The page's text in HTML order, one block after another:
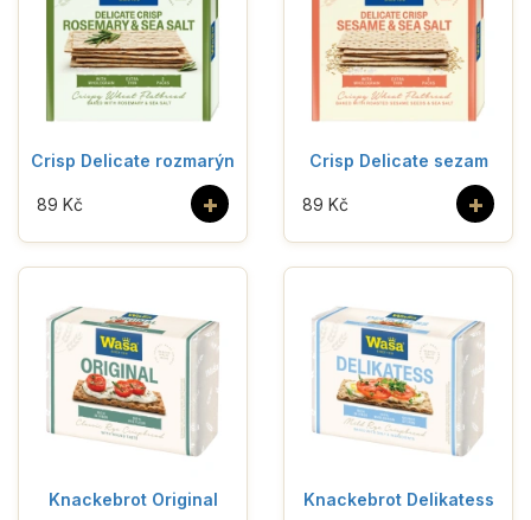
Crisp Delicate rozmarýn
+
89 Kč
Crisp Delicate sezam
+
89 Kč
Knackebrot Original Knackebrot Delikatess